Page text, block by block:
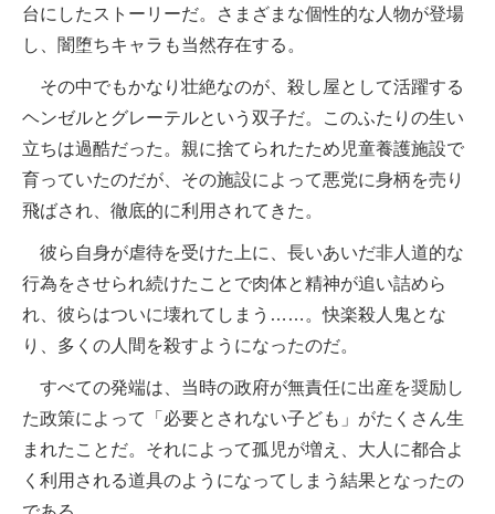
台にしたストーリーだ。さまざまな個性的な人物が登場
し、闇堕ちキャラも当然存在する。
その中でもかなり壮絶なのが、殺し屋として活躍する
ヘンゼルとグレーテルという双子だ。このふたりの生い
立ちは過酷だった。親に捨てられたため児童養護施設で
育っていたのだが、その施設によって悪党に身柄を売り
飛ばされ、徹底的に利用されてきた。
彼ら自身が虐待を受けた上に、長いあいだ非人道的な
行為をさせられ続けたことで肉体と精神が追い詰めら
れ、彼らはついに壊れてしまう……。快楽殺人鬼とな
り、多くの人間を殺すようになったのだ。
すべての発端は、当時の政府が無責任に出産を奨励し
た政策によって「必要とされない子ども」がたくさん生
まれたことだ。それによって孤児が増え、大人に都合よ
く利用される道具のようになってしまう結果となったの